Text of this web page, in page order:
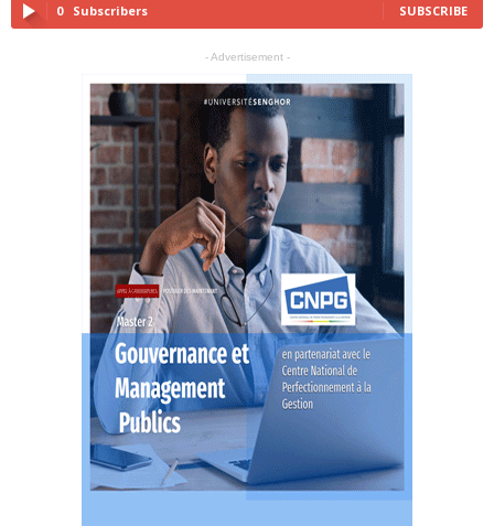
0 Subscribers SUBSCRIBE
- Advertisement -